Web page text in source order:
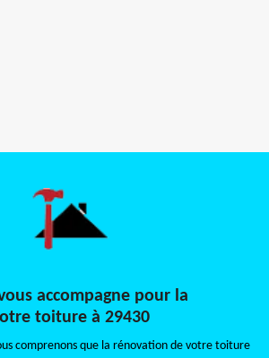
accompagne pour la
toiture à 29430
comprenons que la rénovation de votre toiture